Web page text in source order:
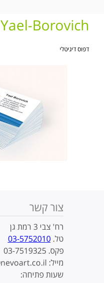
Yael-Borovich
דפוס דיגיטלי
צור קשר
רח' צבי 3 רמת גן
טל.03-5752010
פקס. 03-7519325
מייל: reuven@nevoart.co.il
שעות פתיחה: